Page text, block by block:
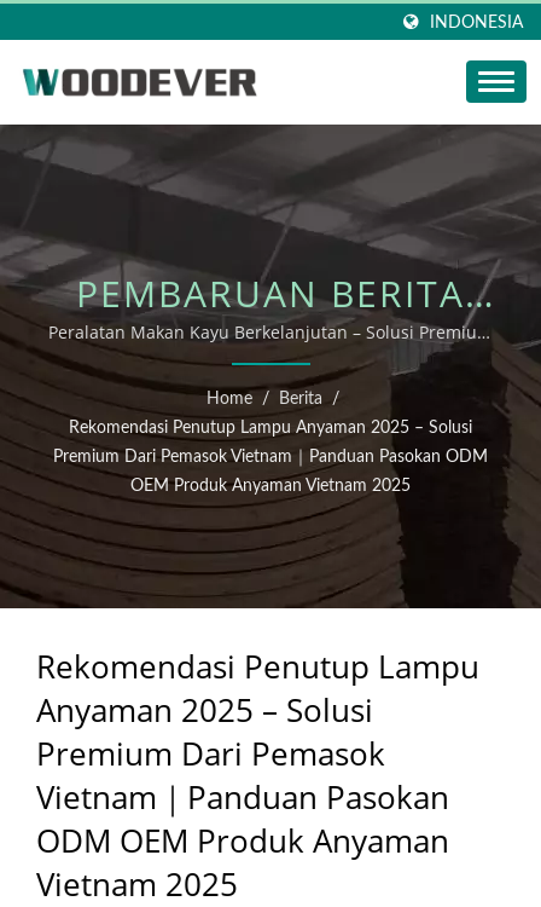
INDONESIA
PEMBARUAN BERITA
WOODEVER:
REKOMENDASI
PENUTUP LAMPU
ANYAMAN 2025 –
SOLUSI PREMIUM DARI
PEMASOK VIETNAM｜
ODM OEM PRODUK
ANYAMAN VIETNAM
2025
Peralatan Makan Kayu Berkelanjutan – Solusi Premium
dari Pemasok Vietnam｜Panduan Pasokan ODM OEM
Pabrik Produk Anyaman Vietnam 2025
Home / Berita
/
Rekomendasi Penutup Lampu Anyaman 2025 – Solusi
Premium Dari Pemasok Vietnam｜Panduan Pasokan ODM
OEM Produk Anyaman Vietnam 2025
Rekomendasi Penutup Lampu
Anyaman 2025 – Solusi
Premium Dari Pemasok
Vietnam｜Panduan Pasokan
ODM OEM Produk Anyaman
Vietnam 2025